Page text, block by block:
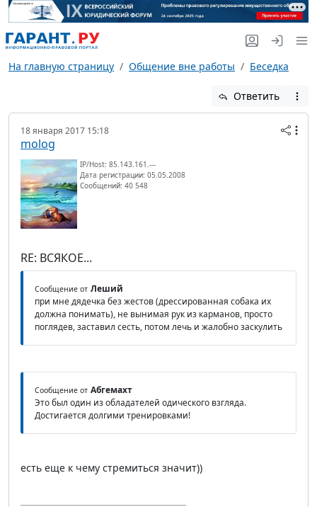
На главную страницу Общение вне работы Беседка
Ответить
18 января 2017 15:18
molog
IP/Host: 85.143.161.---
Дата регистрации: 05.05.2008
Сообщений: 40 548
RE: ВСЯКОЕ...
Сообщение от Леший
при мне дядечка без жестов (дрессированная собака их
должна понимать), не вынимая рук из карманов, просто
поглядев, заставил сесть, потом лечь и жалобно заскулить
Сообщение от Абгемахт
Это был один из обладателей одического взгляда.
Достигается долгими тренировками!
есть еще к чему стремиться значит))